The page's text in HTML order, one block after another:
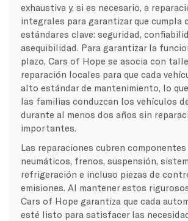
exhaustiva y, si es necesario, a
integrales para garantizar que cumpla
estándares clave: seguridad,
asequibilidad. Para garantizar la
plazo, Cars of Hope se asocia con
reparación locales para que cada
alto estándar de mantenimiento, lo
las familias conduzcan los vehículos
durante al menos dos años sin
importantes.
Las reparaciones cubren
neumáticos, frenos, suspensión,
refrigeración e incluso piezas de
emisiones. Al mantener estos
Cars of Hope garantiza que cada
esté listo para satisfacer las